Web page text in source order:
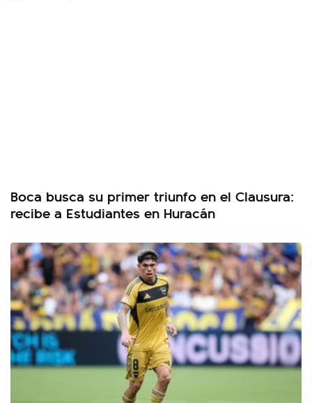
Boca busca su primer triunfo en el Clausura:
recibe a Estudiantes en Huracán